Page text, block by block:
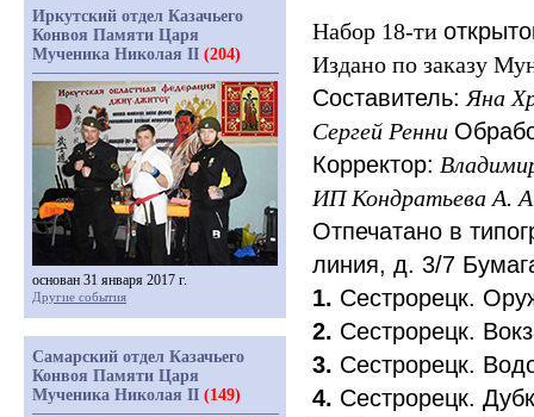
Набор 18-ти
Издано по заказу
Составитель: Яна
Сергей Ренни
Корректор:
ИП Кондратьева А.
Отпечатано в
линия, д. 3/7
1. Сестрорецк.
2. Сестрорецк.
3. Сестрорецк.
4. Сестрорецк.
Иркутский отдел Казачьего
Конвоя Памяти Царя
Мученика Николая II (204)
основан 31 января 2017 г.
Другие события
Самарский отдел Казачьего
Конвоя Памяти Царя
Мученика Николая II (149)